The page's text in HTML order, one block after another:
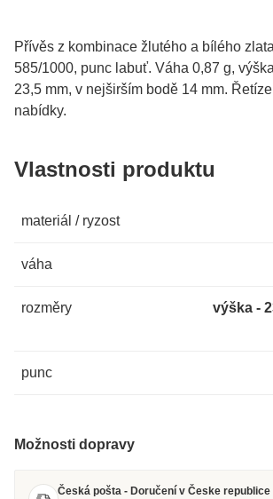
Přívěs z kombinace žlutého a bílého
585/1000, punc labuť. Váha 0,87 g,
23,5 mm, v nejširším bodě 14 mm.
nabídky.
Vlastnosti produktu
materiál / ryzost
váha
rozměry
výška -
punc
Možnosti dopravy
Česká pošta - Doručení v Česke republice